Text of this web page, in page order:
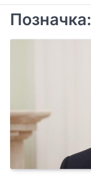
Позначка: